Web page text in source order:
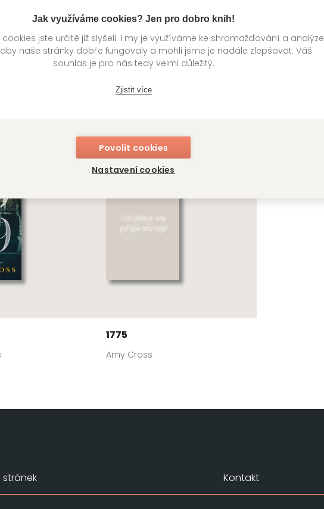
Jak využíváme cookies? Jen pro dobro knih!
jste určitě již slyšeli. I my je využíváme ke shromažďování a analýze
naše stránky dobře fungovaly a mohli jsme je nadále zlepšovat. Váš
souhlas je pro nás tedy velmi důležitý.
Zjistit více
Povolit cookies
Nastavení cookies
1689
3.1775
Kategorie >Horory
1775
Amy Cross
Kontakt